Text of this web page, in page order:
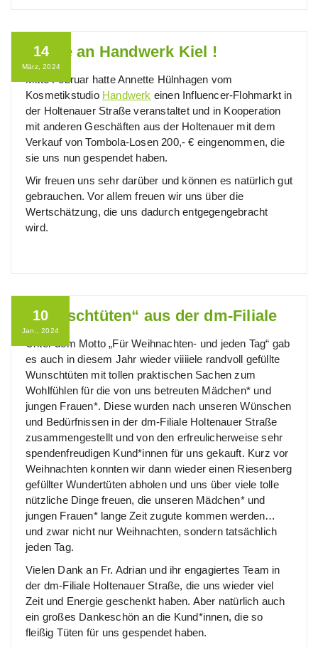
14
März, 2024
Danke an Handwerk Kiel !
Mitte Februar hatte Annette Hülnhagen vom
Kosmetikstudio Handwerk einen Influencer-Flohmarkt in
der Holtenauer Straße veranstaltet und in Kooperation
mit anderen Geschäften aus der Holtenauer mit dem
Verkauf von Tombola-Losen 200,- € eingenommen, die
sie uns nun gespendet haben.
Wir freuen uns sehr darüber und können es natürlich gut
gebrauchen. Vor allem freuen wir uns über die
Wertschätzung, die uns dadurch entgegengebracht
wird.
10
Jan., 2024
„Wunschtüten“ aus der dm-Filiale
Unter dem Motto „Für Weihnachten- und jeden Tag“ gab
es auch in diesem Jahr wieder viiiiele randvoll gefüllte
Wunschtüten mit tollen praktischen Sachen zum
Wohlfühlen für die von uns betreuten Mädchen* und
jungen Frauen*. Diese wurden nach unseren Wünschen
und Bedürfnissen in der dm-Filiale Holtenauer Straße
zusammengestellt und von den erfreulicherweise sehr
spendenfreudigen Kund*innen für uns gekauft. Kurz vor
Weihnachten konnten wir dann wieder einen Riesenberg
gefüllter Wundertüten abholen und uns über viele tolle
nützliche Dinge freuen, die unseren Mädchen* und
jungen Frauen* lange Zeit zugute kommen werden…
und zwar nicht nur Weihnachten, sondern tatsächlich
jeden Tag.
Vielen Dank an Fr. Adrian und ihr engagiertes Team in
der dm-Filiale Holtenauer Straße, die uns wieder viel
Zeit und Energie geschenkt haben. Aber natürlich auch
ein großes Dankeschön an die Kund*innen, die so
fleißig Tüten für uns gespendet haben.